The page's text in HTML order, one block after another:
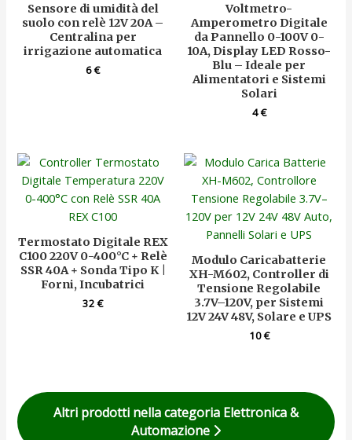
Sensore di umidità del
suolo con relè 12V 20A –
Centralina per
irrigazione automatica
6€
Voltmetro-
Amperometro Digitale
da Pannello 0-100V 0-
10A, Display LED Rosso-
Blu – Ideale per
Alimentatori e Sistemi
Solari
4€
Termostato Digitale REX
C100 220V 0-400°C + Relè
SSR 40A + Sonda Tipo K |
Forni, Incubatrici
32€
Modulo Caricabatterie
XH-M602, Controller di
Tensione Regolabile
3.7V–120V, per Sistemi
12V 24V 48V, Solare e UPS
10€
Altri prodotti nella categoria Elettronica &
Automazione